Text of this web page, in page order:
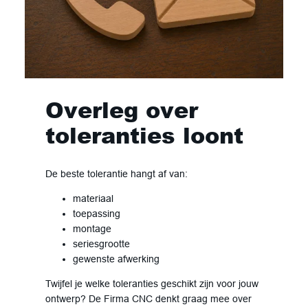
Overleg over
toleranties loont
De beste tolerantie hangt af van:
materiaal
toepassing
montage
seriesgrootte
gewenste afwerking
Twijfel je welke toleranties geschikt zijn voor jouw
ontwerp? De Firma CNC denkt graag mee over